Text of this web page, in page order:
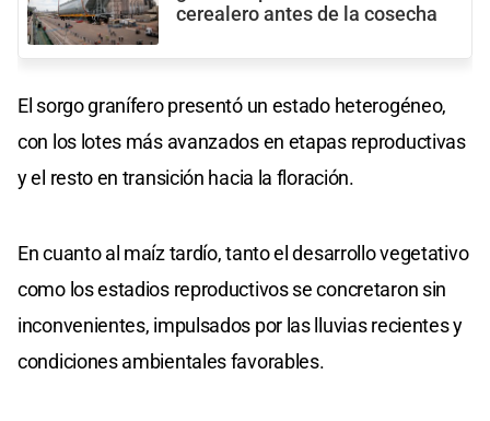
cerealero antes de la cosecha
El sorgo granífero presentó un estado heterogéneo,
con los lotes más avanzados en etapas reproductivas
y el resto en transición hacia la floración.
En cuanto al maíz tardío, tanto el desarrollo vegetativo
como los estadios reproductivos se concretaron sin
inconvenientes, impulsados por las lluvias recientes y
condiciones ambientales favorables.